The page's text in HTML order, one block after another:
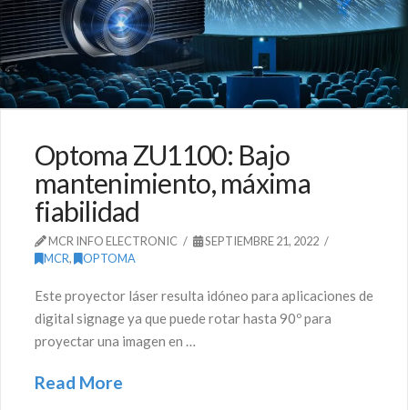
Optoma ZU1100: Bajo
mantenimiento, máxima
fiabilidad
MCR INFO ELECTRONIC
SEPTIEMBRE 21, 2022
MCR, OPTOMA
Este proyector láser resulta idóneo para aplicaciones de
digital signage ya que puede rotar hasta 90º para
proyectar una imagen en …
Read More